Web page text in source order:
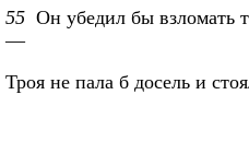
55 Он убедил бы взломать
—
Троя не пала б досель и